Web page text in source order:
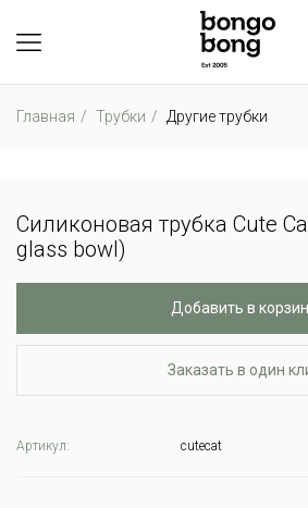
Главная Трубки Другие трубки
Силиконовая трубка Cute
glass bowl)
Добавить в
Заказать в один
Артикул: cutecat